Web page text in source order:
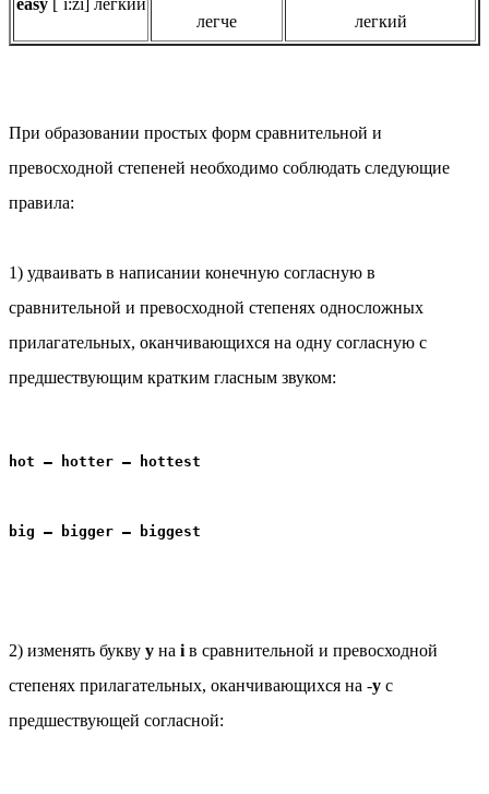
легче
легкий
При образовании простых форм сравнительной и
превосходной степеней необходимо соблюдать следующие
правила:
1) удваивать в написании конечную согласную в
сравнительной и превосходной степенях односложных
прилагательных, оканчивающихся на одну согласную с
предшествующим кратким гласным звуком:
hot — hotter — hottest
big — bigger — biggest
2) изменять букву y на i в сравнительной и превосходной
степенях прилагательных, оканчивающихся на -y с
предшествующей согласной: